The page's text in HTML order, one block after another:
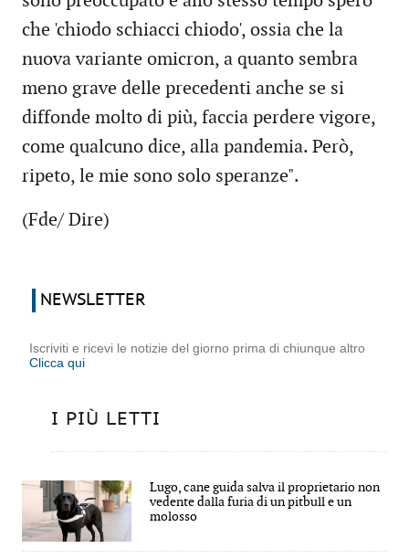
che 'chiodo schiacci chiodo', ossia che la
nuova variante omicron, a quanto sembra
meno grave delle precedenti anche se si
diffonde molto di più, faccia perdere vigore,
come qualcuno dice, alla pandemia. Però,
ripeto, le mie sono solo speranze".
(Fde/ Dire)
NEWSLETTER
Iscriviti e ricevi le notizie del giorno prima di chiunque altro
Clicca qui
I PIÙ LETTI
Lugo, cane guida salva il proprietario non
vedente dalla furia di un pitbull e un
molosso